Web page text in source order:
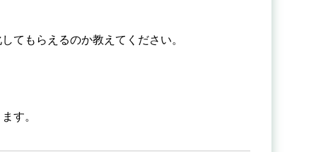
てもらえるのか教えてください。
す。